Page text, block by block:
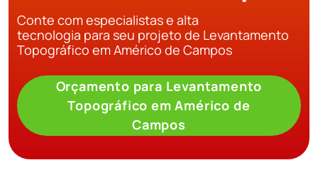
Conte com especialistas e alta
tecnologia para seu projeto de Levantamento
Topográfico em Américo de Campos
Orçamento para Levantamento
Topográfico em Américo de
Campos